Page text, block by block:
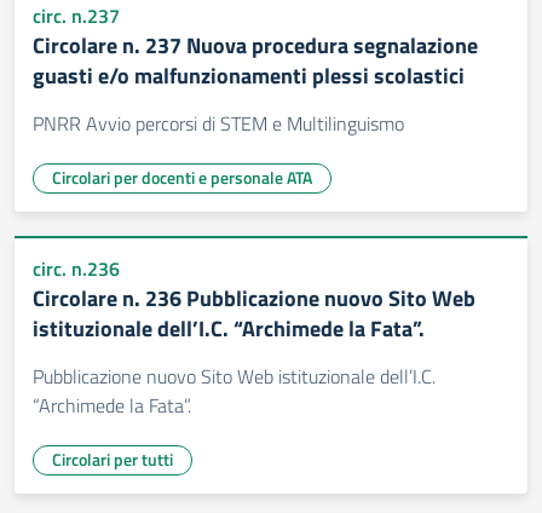
circ. n.237
Circolare n. 237 Nuova procedura segnalazione
guasti e/o malfunzionamenti plessi scolastici
PNRR Avvio percorsi di STEM e Multilinguismo
Circolari per docenti e personale ATA
circ. n.236
Circolare n. 236 Pubblicazione nuovo Sito Web
istituzionale dell’I.C. “Archimede la Fata”.
Pubblicazione nuovo Sito Web istituzionale dell’I.C.
“Archimede la Fata”.
Circolari per tutti